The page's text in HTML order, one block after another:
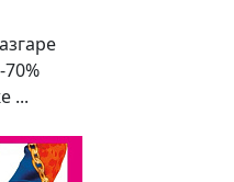
...